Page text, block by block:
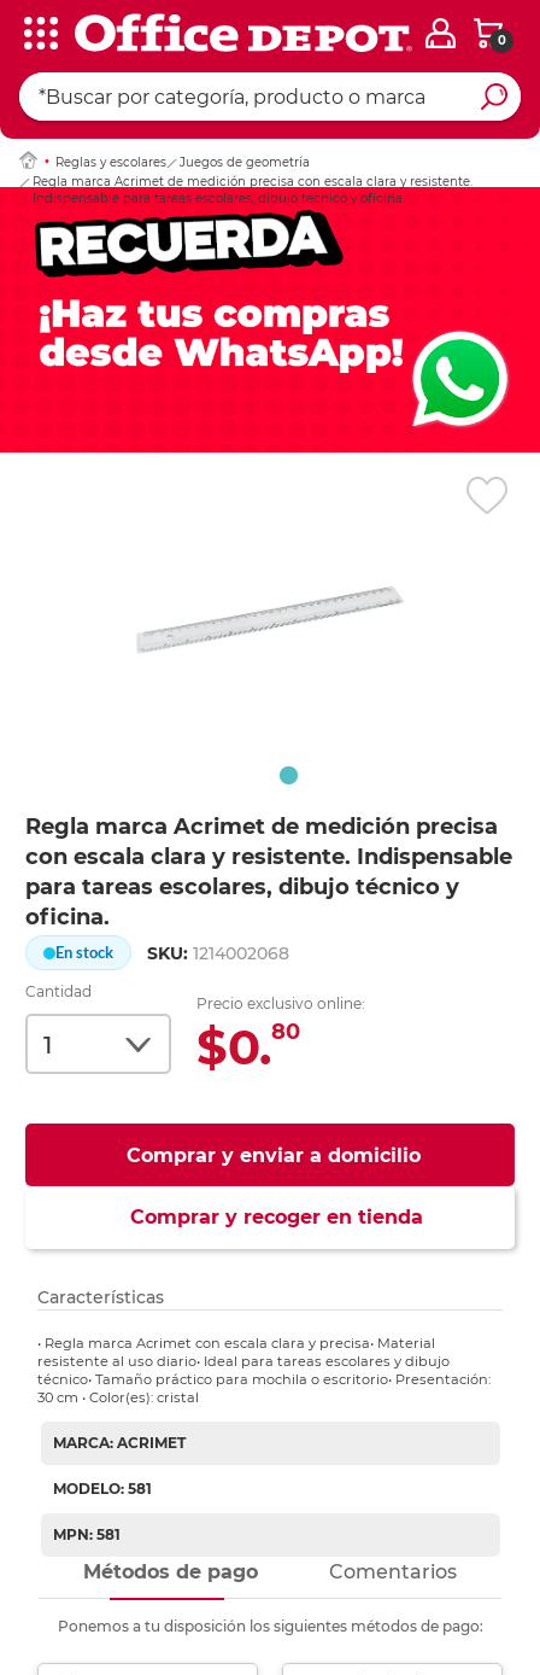
0
Reglas y escolares
Juegos de geometría
Regla marca Acrimet de medición precisa con escala clara y resistente.
Indispensable para tareas escolares, dibujo técnico y oficina.
Regla marca Acrimet de medición precisa
con escala clara y resistente. Indispensable
para tareas escolares, dibujo técnico y
oficina.
En stock SKU:1214002068
Cantidad
Precio exclusivo online:
$0.80
Comprar y enviar a domicilio
Comprar y recoger en tienda
Ingresar Codigo
Características
• Regla marca Acrimet con escala clara y precisa• Material
resistente al uso diario• Ideal para tareas escolares y dibujo
técnico• Tamaño práctico para mochila o escritorio• Presentación:
30 cm • Color(es): cristal
MARCA: ACRIMET
MODELO: 581
MPN: 581
Métodos de pago Comentarios
Ponemos a tu disposición los siguientes métodos de pago: